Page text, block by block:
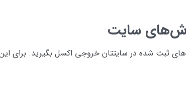
سایت
ثبت شده در سایتتان خروجی اکسل بگیرید. برای